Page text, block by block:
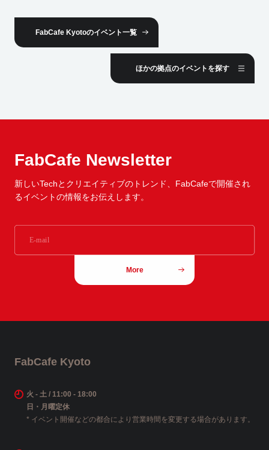
FabCafe Kyotoのイベント一覧
ほかの拠点のイベントを探す
FabCafe Newsletter
新しいTechとクリエイティブのトレンド、 FabCafeで開催され
るイベントの情報をお伝えします。
More
FabCafe Kyoto
火 - 土 / 11:00 - 18:00
日・月曜定休
* イベント開催などの都合により営業時間を変更する場合があります。